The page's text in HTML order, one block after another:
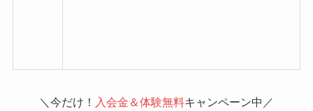
＼今だけ！ 入会金＆体験無料キャンペーン中／